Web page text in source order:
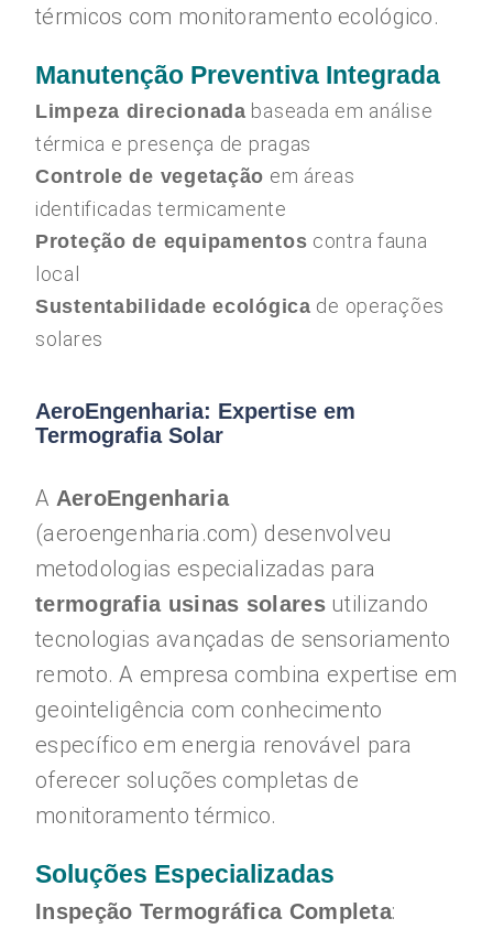
térmicos com monitoramento ecológico.
Manutenção Preventiva Integrada
Limpeza direcionada baseada em análise
térmica e presença de pragas
Controle de vegetação em áreas
identificadas termicamente
Proteção de equipamentos contra fauna
local
Sustentabilidade ecológica de operações
solares
AeroEngenharia: Expertise em
Termografia Solar
A AeroEngenharia
(aeroengenharia.com) desenvolveu
metodologias especializadas para
termografia usinas solaresutilizando
tecnologias avançadas de sensoriamento
remoto. A empresa combina expertise em
geointeligência com conhecimento
específico em energia renovável para
oferecer soluções completas de
monitoramento térmico.
Soluções Especializadas
Inspeção Termográfica Completa: